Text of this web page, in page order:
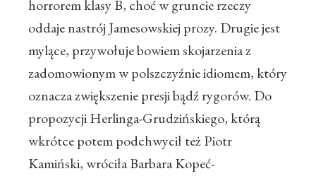
horrorem klasy B, choć w gruncie rzeczy
oddaje nastrój Jamesowskiej prozy. Drugie jest
mylące, przywołuje bowiem skojarzenia z
zadomowionym w polszczyźnie idiomem, który
oznacza zwiększenie presji bądź rygorów. Do
propozycji Herlinga-Grudzińskiego, którą
wkrótce potem podchwycił też Piotr
Kamiński, wróciła Barbara Kopeć-